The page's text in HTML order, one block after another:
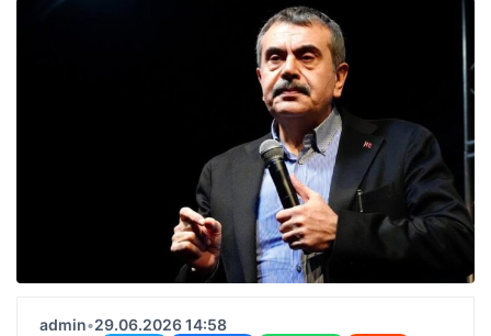
admin•29.06.2026 14:58